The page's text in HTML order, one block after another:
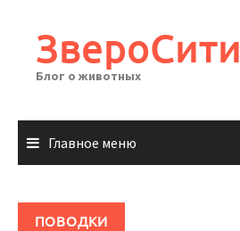
содержимому
ЗвероСити
Блог о животных
Главное меню
ПОВОДКИ